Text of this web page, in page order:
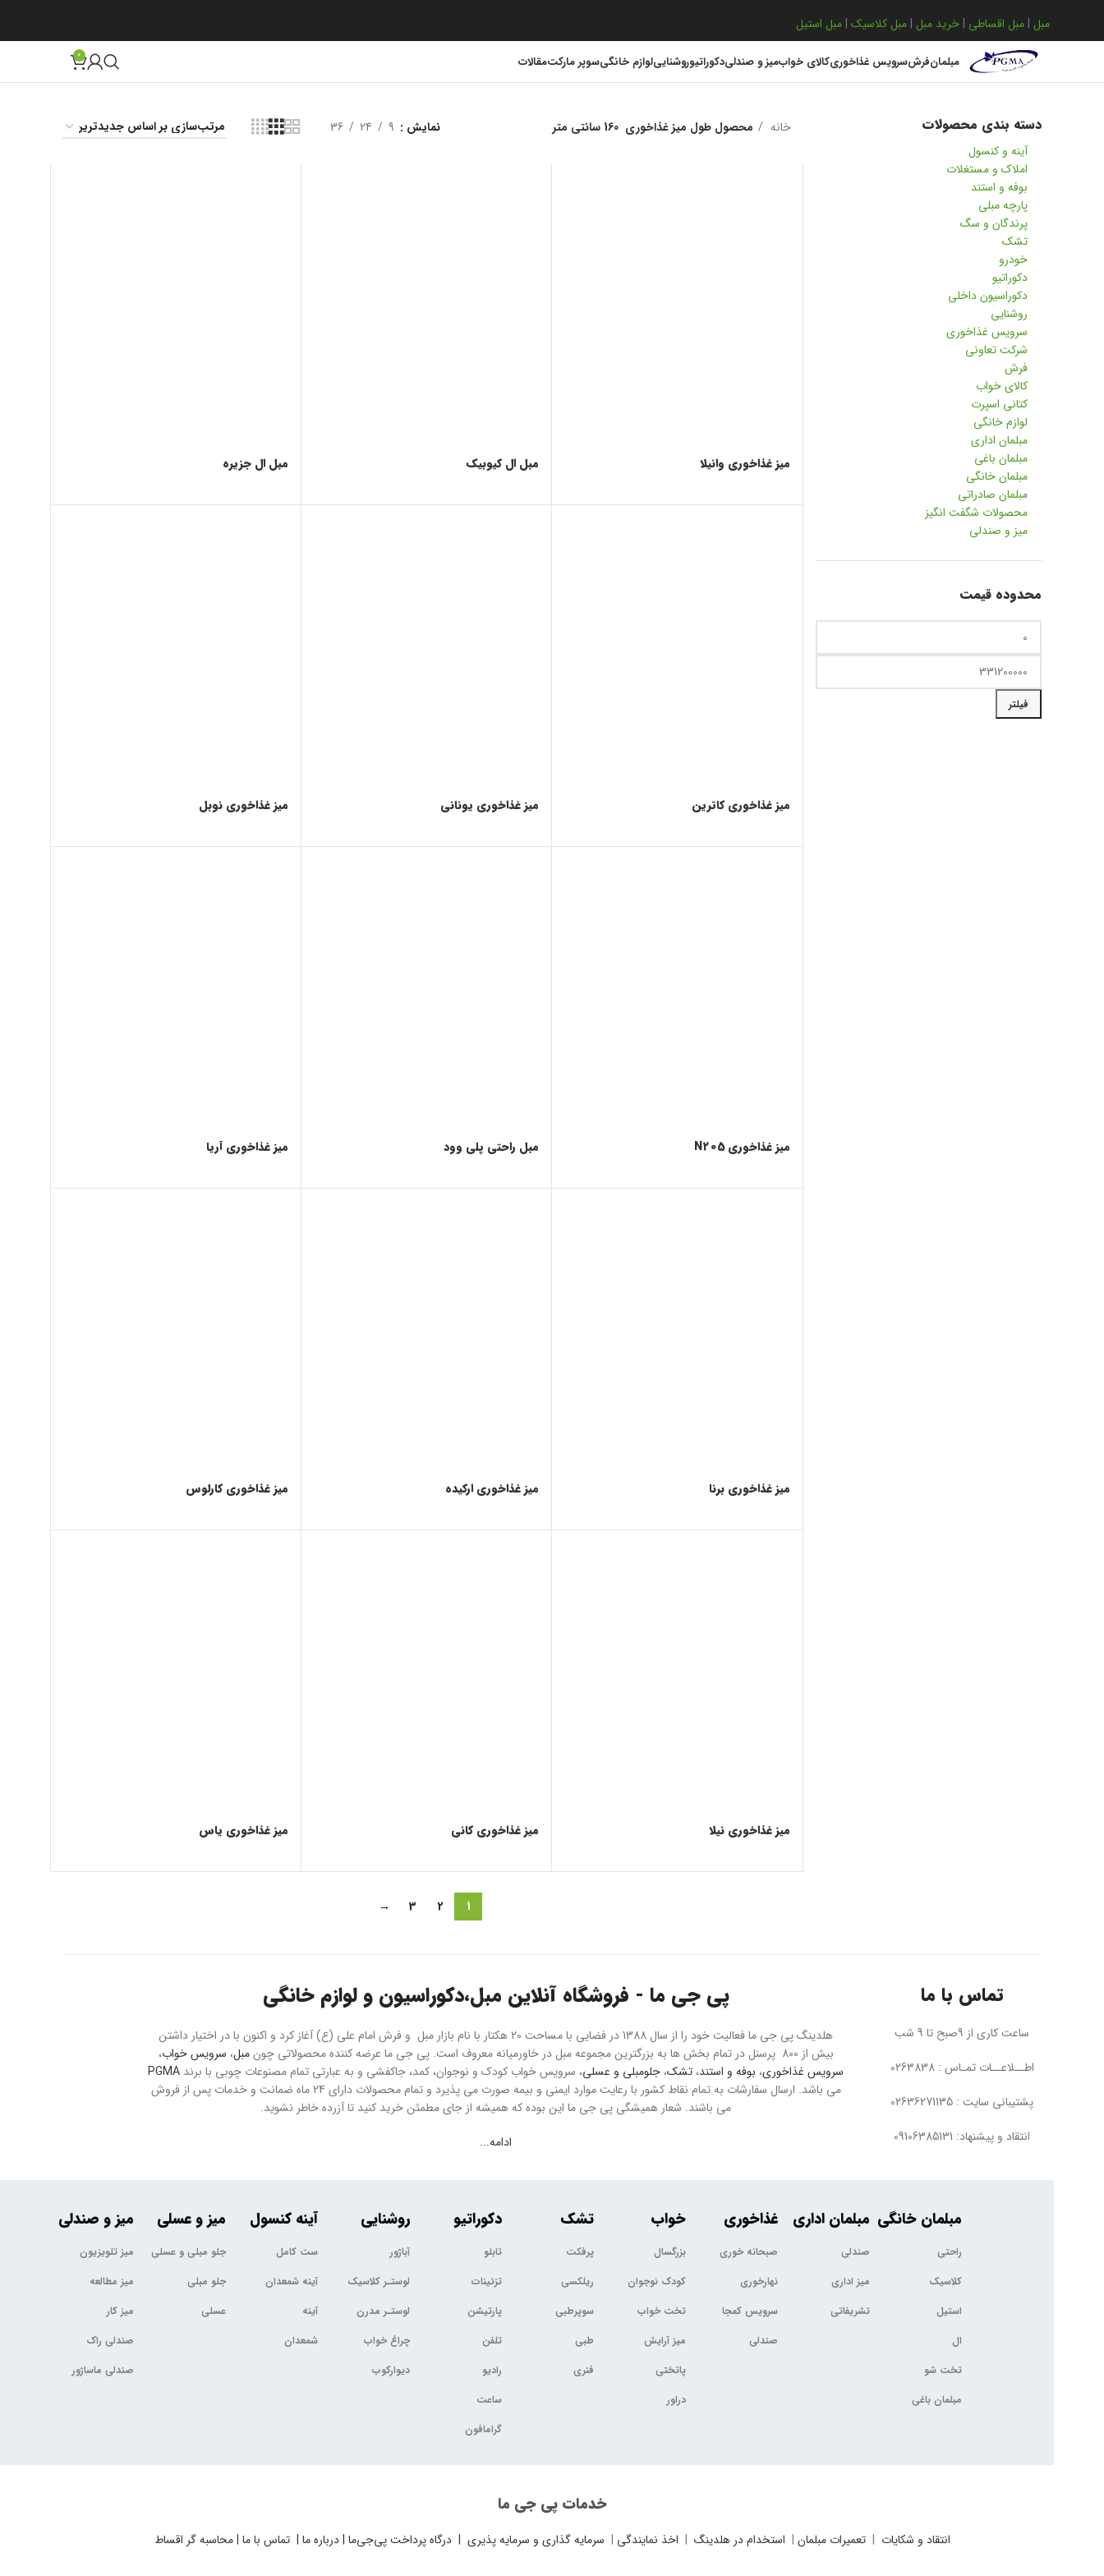
مبل | مبل اقساطی | خرید مبل | مبل کلاسیک | مبل استیل
مبلمانفرشسرویس غذاخوریکالای خوابمیز و صندلیدکوراتیوروشناییلوازم خانگیسوپر مارکتمقالات 0
دسته بندی محصولات
آینه و کنسول
املاک و مستغلات
بوفه و استند
پارچه مبلی
پرندگان و سگ
تشک
خودرو
دکوراتیو
دکوراسیون داخلی
روشنایی
سرویس غذاخوری
شرکت تعاونی
فرش
کالای خواب
کتانی اسپرت
لوازم خانگی
مبلمان اداری
مبلمان باغی
مبلمان خانگی
مبلمان صادراتی
محصولات شگفت انگیز
میز و صندلی
محدوده قیمت
حداقل قیمت
حداکثر قیمت
فیلتر
خانه محصول طول میز غذاخوری 160 سانتی متر نمایش 9
24
36
میز غذاخوری وانیلا مبل ال کیوبیک مبل ال جزیره
میز غذاخوری کاترین میز غذاخوری یونانی میز غذاخوری نوبل
میز غذاخوری N205 مبل راحتی پلی وود میز غذاخوری آریا
میز غذاخوری برنا میز غذاخوری ارکیده میز غذاخوری کارلوس
میز غذاخوری نیلا میز غذاخوری کانی میز غذاخوری یاس
1
2
3
→
پی جی ما - فروشگاه آنلاین مبل،دکوراسیون و لوازم خانگی
هلدینگ پی جی ما فعالیت خود را از سال 1388 در فضایی با مساحت 20 هکتار با نام بازار مبل و فرش امام علی (ع) آغاز کرد و اکنون با در اختیار داشتن
بیش از 800 پرسنل در تمام بخش ها به بزرگترین مجموعه مبل در خاورمیانه معروف است. پی جی ما عرضه کننده محصولاتی چون
مبل، سرویس خواب،
سرویس غذاخوری، بوفه و استند، تشک، جلومبلی و عسلی، سرویس خواب کودک و نوجوان، کمد، جاکفشی و به عبارتی تمام مصنوعات چوبی با برند PGMA
می باشد. ارسال سفارشات به تمام نقاط کشور با رعایت موارد ایمنی و بیمه صورت می پذیرد و تمام محصولات دارای 24 ماه ضمانت و خدمات پس از فروش
می باشند. شعار همیشگی پی جی ما این بوده که همیشه از جای مطمئن خرید کنید تا آزرده خاطر نشوید.
ادامه...
تماس با ما
ساعت کاری از 9صبح تا 9 شب
اطــلاعــات تمـاس : 0263838
پشتیبانی سایت : 02636271135
انتقاد و پیشنهاد: 09106385131
میز و صندلی
میز تلویزیون
میز مطالعه
میز کار
صندلی راک
صندلی ماساژور
میز و عسلی
جلو مبلی و عسلی
جلو مبلی
عسلی
آینه کنسول
ست کامل
آینه شمعدان
آینه
شمعدان
روشنایی
آباژور
لوستـر کلاسیک
لوستـر مدرن
چراغ خواب
دیوارکوب
دکوراتیو
تابلو
تزئینات
پارتیشن
تلفن
رادیو
ساعت
گرامافون
تشک
پرفکت
ریلکسی
سوپرطبی
طبی
فنری
خواب
بزرگسال
کودک نوجوان
تخت خواب
میز آرایش
پاتختی
دراور
غذاخوری
صبحانه خوری
نهارخوری
سرویس کمجا
صندلی
مبلمان اداری
صندلی
میز اداری
تشریفاتی
مبلمان خانگی
راحتی
کلاسیک
استیل
ال
تخت شو
مبلمان باغی
خدمات پی جی ما
انتقاد و شکایات |تعمیرات مبلمان | استخدام در هلدینگ | اخذ نمایندگی | سرمایه گذاری و سرمایه پذیری | درگاه پرداخت پی‌جی‌ما | درباره ما | تماس با ما | محاسبه گر اقساط